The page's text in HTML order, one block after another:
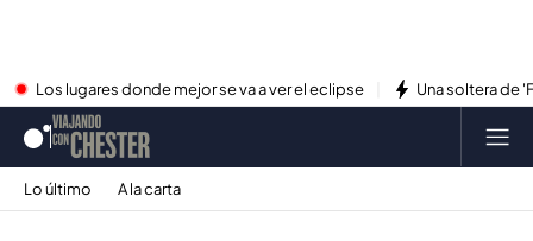
Los lugares donde mejor se va a ver el eclipse Una soltera de
Lo último A la carta